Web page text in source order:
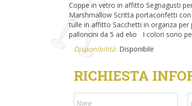
Coppe in vetro in affitto Segnagusti
Marshmallow Scritta portaconfetti
tulle in affitto Sacchetti in organza
palloncini da 5 ad elio I colori sono
Disponibilità: Disponibile
RICHIESTA